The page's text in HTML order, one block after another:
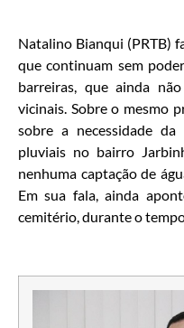
Natalino Bianqui (PRTB)
que continuam sem
barreiras, que ainda
vicinais. Sobre o mesmo
sobre a necessidade
pluviais no bairro
nenhuma captação de
Em sua fala, ainda
cemitério, durante o